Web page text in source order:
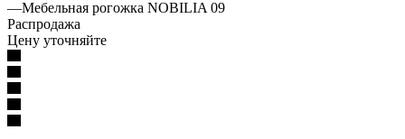
—Мебельная рогожка NOBILIA 09
Распродажа
Цену уточняйте